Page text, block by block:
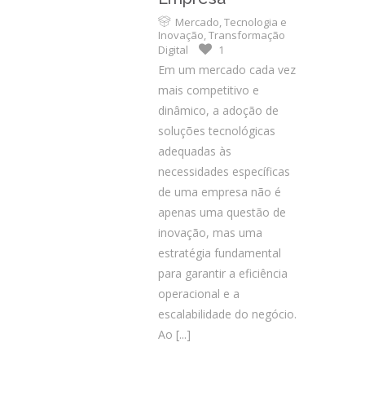
Mercado,Tecnologia e
Inovação,Transformação
Digital
1
Em um mercado cada vez
mais competitivo e
dinâmico, a adoção de
soluções tecnológicas
adequadas às
necessidades específicas
de uma empresa não é
apenas uma questão de
inovação, mas uma
estratégia fundamental
para garantir a eficiência
operacional e a
escalabilidade do negócio.
Ao [...]